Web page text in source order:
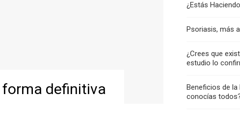
forma definitiva
¿Estás
Psoriasis, más
¿Crees que
estudio lo
Beneficios de la
conocías